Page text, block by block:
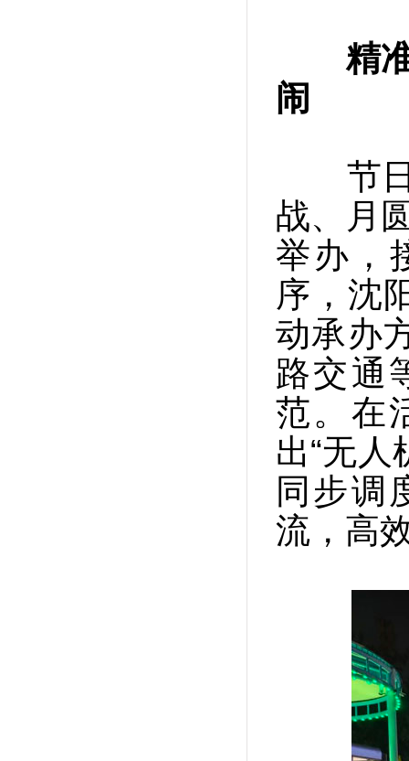
精
闹
节日
战、月
举办，
序，沈
动承办
路交通
范。在
出“无人
同步调
流，高